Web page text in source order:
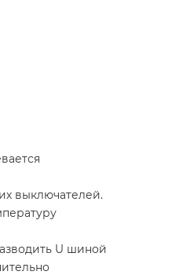
выключателей.
U шиной